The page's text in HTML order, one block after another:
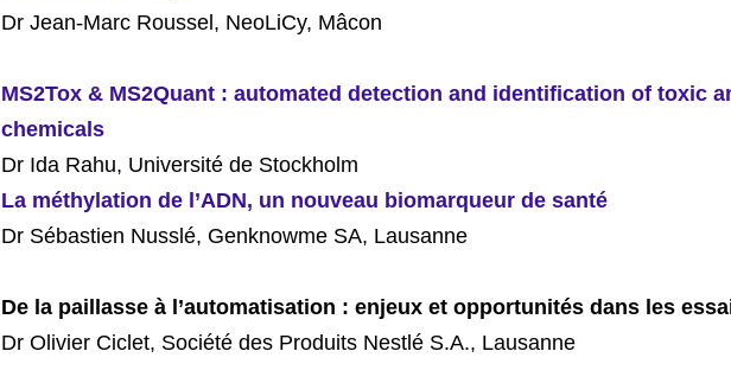
Dr Jean‐Marc Roussel, NeoLiCy, Mâcon
MS2Tox & MS2Quant : automated detection and identification of toxic
chemicals
Dr Ida Rahu, Université de Stockholm
La méthylation de l’ADN, un nouveau biomarqueur de santé
Dr Sébastien Nusslé, Genknowme SA, Lausanne
De la paillasse à l’automatisation : enjeux et opportunités dans les
Dr Olivier Ciclet, Société des Produits Nestlé S.A., Lausanne